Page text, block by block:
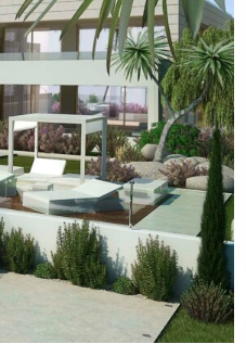
Fantastische service en
begeleiding
Zeer goede service en
uitstekende
Er werd echt de tijd
genomen om mijn
in kaart te brengen.
Stijn, mijn
vastgoedmakelaar, heb
mijn droomhuis
Zelfs toen ik niet in
was, verliep de
communicatie
probleemloos. Alles
perfect, alleen maar lof!
Lees verder
Fien
28 April
2026